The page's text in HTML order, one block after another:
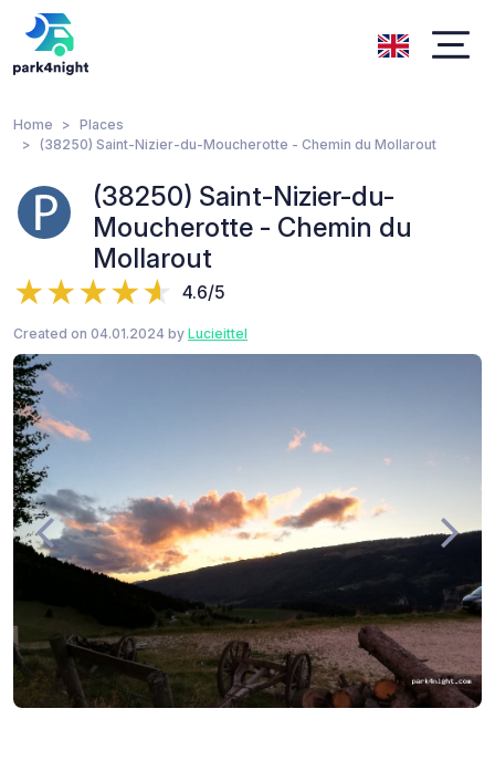
Home
Places
(38250) Saint-Nizier-du-Moucherotte - Chemin du Mollarout
(38250) Saint-Nizier-du-
Moucherotte - Chemin du
Mollarout
4.6/5
Created on 04.01.2024 by Lucieittel